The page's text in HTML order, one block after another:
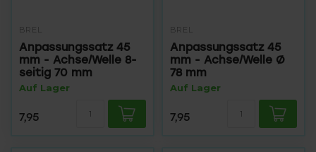
BREL
Anpassungssatz 45
mm - Achse/Welle 8-
seitig 70 mm
Auf Lager
7,95
BREL
Anpassungssatz 45
mm - Achse/Welle Ø
78 mm
Auf Lager
7,95